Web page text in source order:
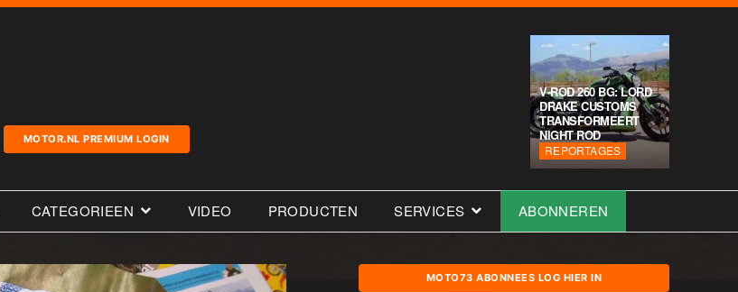
MOTOR.NL PREMIUM LOGIN
V-ROD 260 BG: LORD
DRAKE CUSTOMS
TRANSFORMEERT
NIGHT ROD
REPORTAGES
CATEGORIEEN VIDEO PRODUCTEN SERVICES ABONNEREN
MOTO73 ABONNEES LOG HIER IN